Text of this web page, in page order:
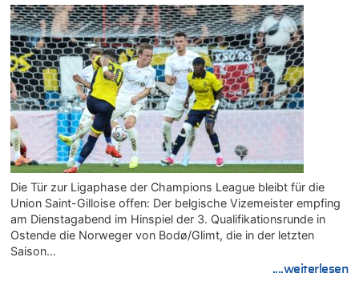
Die Tür zur Ligaphase der Champions League bleibt für die
Union Saint-Gilloise offen: Der belgische Vizemeister empfing
am Dienstagabend im Hinspiel der 3. Qualifikationsrunde in
Ostende die Norweger von Bodø/Glimt, die in der letzten
Saison…
....weiterlesen